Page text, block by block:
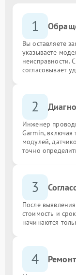
1
Вы оставляете
указываете
неисправности.
согласовывает
2
Инженер
Garmin, включая
модулей,
точно
3
После
стоимость и
начинаются
4 Ремонт